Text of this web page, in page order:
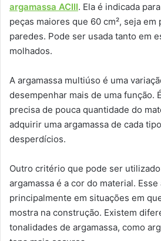
argamassa ACIII. Ela é indicada
peças maiores que 60 cm², seja em
paredes. Pode ser usada tanto em
molhados.
A argamassa multiúso é uma
desempenhar mais de uma função.
precisa de pouca quantidade do
adquirir uma argamassa de cada
desperdícios.
Outro critério que pode ser
argamassa é a cor do material.
principalmente em situações em
mostra na construção. Existem
tonalidades de argamassa, como